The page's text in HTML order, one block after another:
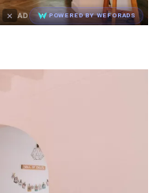
× AD POWERED BY WEFORADS